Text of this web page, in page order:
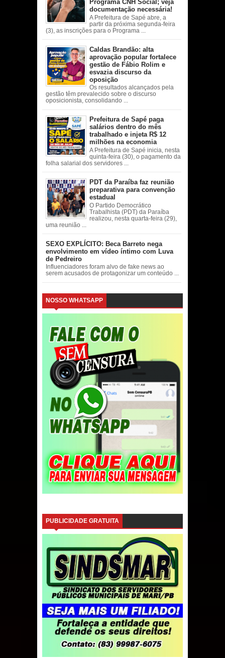
Programa CNH Social; veja
documentação necessária!
A Prefeitura de Sapé abre, a
partir da próxima segunda-feira
(3), as inscrições para o Programa ...
Caldas Brandão: alta
aprovação popular fortalece
gestão de Fábio Rolim e
esvazia discurso da
oposição
Os resultados alcançados pela
gestão têm prevalecido sobre o discurso
oposicionista, consolidando ...
Prefeitura de Sapé paga
salários dentro do mês
trabalhado e injeta R$ 12
milhões na economia
A Prefeitura de Sapé inicia, nesta
quinta-feira (30), o pagamento da
folha salarial dos servidores ...
PDT da Paraíba faz reunião
preparativa para convenção
estadual
O Partido Democrático
Trabalhista (PDT) da Paraíba
realizou, nesta quarta-feira (29),
uma reunião ...
SEXO EXPLÍCITO: Beca Barreto nega
envolvimento em vídeo íntimo com Luva
de Pedreiro
Influenciadores foram alvo de fake news ao
serem acusados de protagonizar um conteúdo ...
NOSSO WHATSAPP
PUBLICIDADE GRATUITA